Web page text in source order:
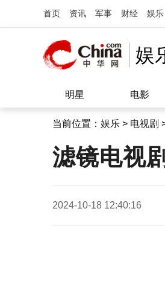
首页 资讯 军事 财经 娱乐
娱
明星 电影
当前位置： 娱乐 > 电视剧
滤镜电视
2024-10-18 12:40:16